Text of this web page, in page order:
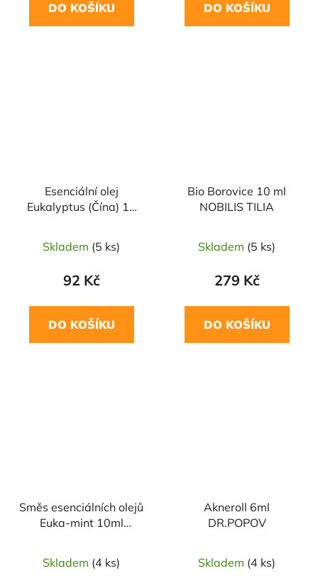
DO KOŠÍKU DO KOŠÍKU
Esenciální olej
Eukalyptus (Čína) 10
Skladem (5 ks)
92 Kč
DO KOŠÍKU
Bio Borovice 10 ml
NOBILIS TILIA
Skladem (5 ks)
279 Kč
DO KOŠÍKU
Směs esenciálních olejů
Euka-mint 10ml
Skladem (4 ks)
Akneroll 6ml
DR.POPOV
Skladem (4 ks)